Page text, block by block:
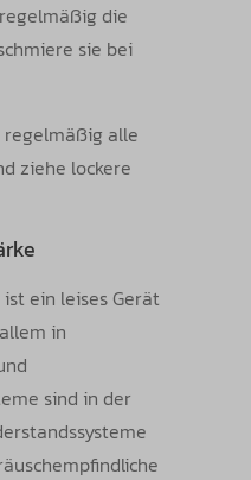
die
sie bei
regelmäßig alle
ziehe lockere
ein leises Gerät
in
sind in der